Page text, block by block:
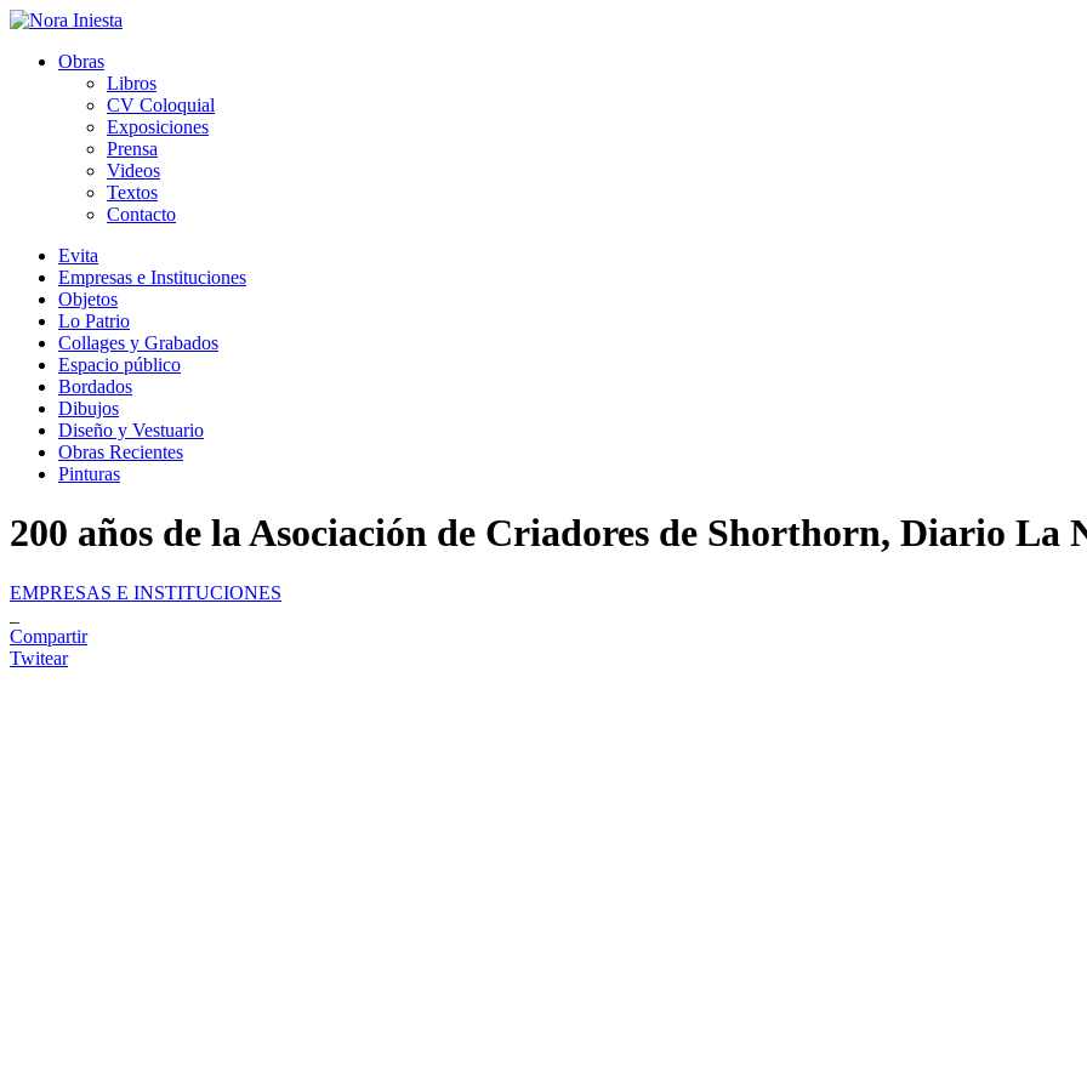
Obras
Libros
CV Coloquial
Exposiciones
Prensa
Videos
Textos
Contacto
Evita
Empresas e Instituciones
Objetos
Lo Patrio
Collages y Grabados
Espacio público
Bordados
Dibujos
Diseño y Vestuario
Obras Recientes
Pinturas
200 años de la Asociación de Criadores de Shorthorn, Diario La
EMPRESAS E INSTITUCIONES
Compartir
Twitear